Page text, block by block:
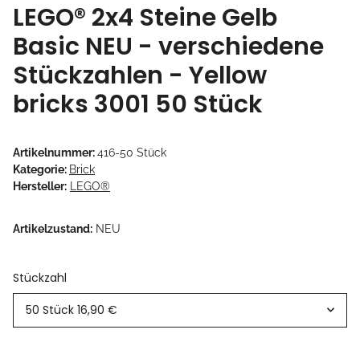
LEGO® 2x4 Steine Gelb
Basic NEU - verschiedene
Stückzahlen - Yellow
bricks 3001 50 Stück
Artikelnummer:416-50 Stück
Kategorie: Brick
Hersteller: LEGO®
Artikelzustand: NEU
Stückzahl
50 Stück 16,90 €